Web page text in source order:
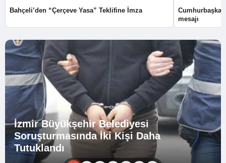
Bahçeli’den “Çerçeve Yasa” Teklifine İmza
mesajı
İzmir Büyükşehir Belediyesi
Soruşturmasında İki Kişi Daha
Tutuklandı